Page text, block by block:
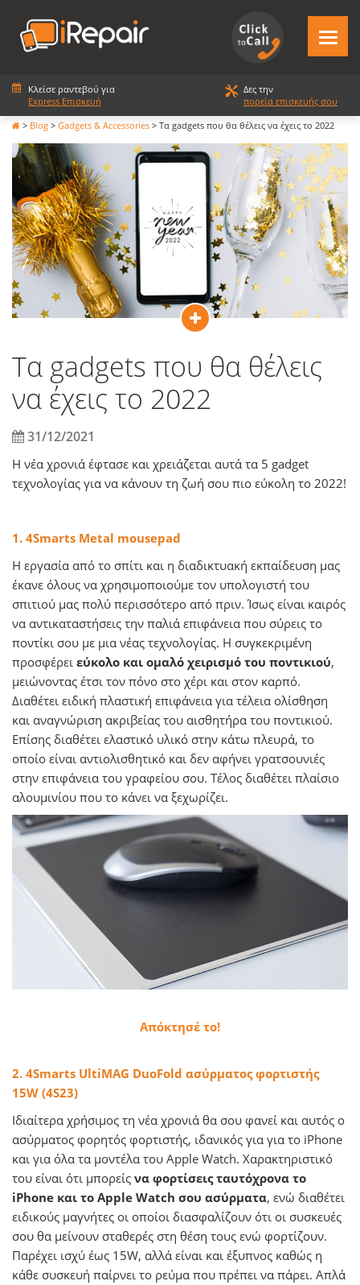
Κλείσε ραντεβού για
Express Επισκευή
Δες την
πορεία επισκευής σου
> Blog > Gadgets & Accessories > Τα gadgets που θα θέλεις να έχεις το 2022
Τα gadgets που θα θέλεις
να έχεις το 2022
31/12/2021
Η νέα χρονιά έφτασε και χρειάζεται αυτά τα 5 gadget
τεχνολογίας για να κάνουν τη ζωή σου πιο εύκολη το 2022!
1. 4Smarts Metal mousepad
Η εργασία από το σπίτι και η διαδικτυακή εκπαίδευση μας
έκανε όλους να χρησιμοποιούμε τον υπολογιστή του
σπιτιού μας πολύ περισσότερο από πριν. Ίσως είναι καιρός
να αντικαταστήσεις την παλιά επιφάνεια που σύρεις το
ποντίκι σου με μια νέας τεχνολογίας. Η συγκεκριμένη
προσφέρει εύκολο και ομαλό χειρισμό του ποντικιού,
μειώνοντας έτσι τον πόνο στο χέρι και στον καρπό.
Διαθέτει ειδική πλαστική επιφάνεια για τέλεια ολίσθηση
και αναγνώριση ακριβείας του αισθητήρα του ποντικιού.
Επίσης διαθέτει ελαστικό υλικό στην κάτω πλευρά, το
οποίο είναι αντιολισθητικό και δεν αφήνει γρατσουνιές
στην επιφάνεια του γραφείου σου. Τέλος διαθέτει πλαίσιο
αλουμινίου που το κάνει να ξεχωρίζει.
Απόκτησέ το!
2. 4Smarts UltiMAG DuoFold ασύρματος φορτιστής
15W (4S23)
Ιδιαίτερα χρήσιμος τη νέα χρονιά θα σου φανεί και αυτός ο
ασύρματος φορητός φορτιστής, ιδανικός για για το iPhone
και για όλα τα μοντέλα του Apple Watch. Χαρακτηριστικό
του είναι ότι μπορείς να φορτίσεις ταυτόχρονα το
iPhone και το Apple Watch σου ασύρματα, ενώ διαθέτει
ειδικούς μαγνήτες οι οποίοι διασφαλίζουν ότι οι συσκευές
σου θα μείνουν σταθερές στη θέση τους ενώ φορτίζουν.
Παρέχει ισχύ έως 15W, αλλά είναι και έξυπνος καθώς η
κάθε συσκευή παίρνει το ρεύμα που πρέπει να πάρει. Απλά